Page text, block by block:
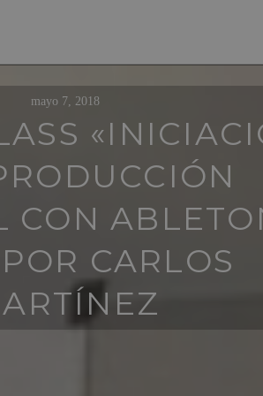
mayo 7, 2018
CON
CARLOS